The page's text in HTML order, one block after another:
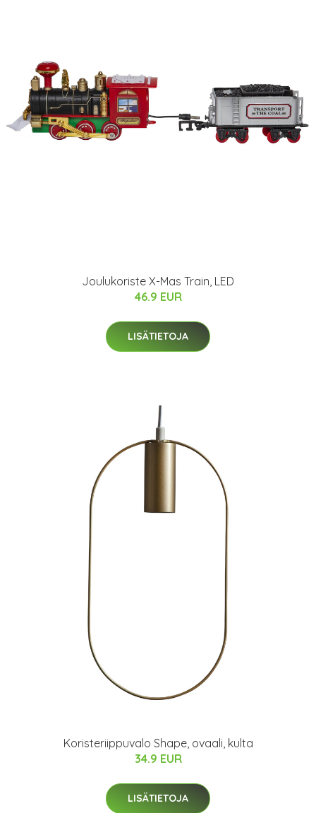
Joulukoriste X-Mas Train, LED
46.9 EUR
LISÄTIETOJA
Koristeriippuvalo Shape, ovaali, kulta
34.9 EUR
LISÄTIETOJA